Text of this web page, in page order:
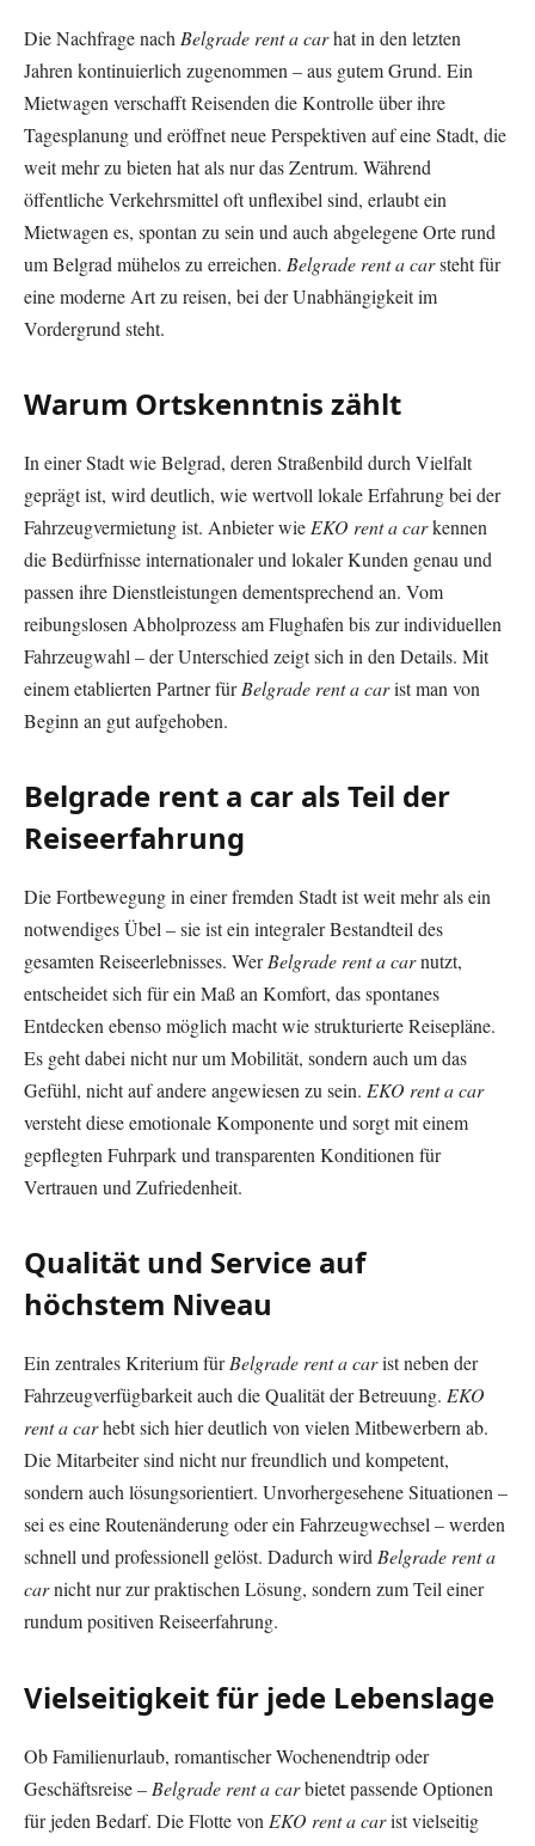
Die Nachfrage nach Belgrade rent a carhat in den letzten
Jahren kontinuierlich zugenommen – aus gutem Grund. Ein
Mietwagen verschafft Reisenden die Kontrolle über ihre
Tagesplanung und eröffnet neue Perspektiven auf eine Stadt, die
weit mehr zu bieten hat als nur das Zentrum. Während
öffentliche Verkehrsmittel oft unflexibel sind, erlaubt ein
Mietwagen es, spontan zu sein und auch abgelegene Orte rund
um Belgrad mühelos zu erreichen. Belgrade rent a carsteht für
eine moderne Art zu reisen, bei der Unabhängigkeit im
Vordergrund steht.
Warum Ortskenntnis zählt
In einer Stadt wie Belgrad, deren Straßenbild durch Vielfalt
geprägt ist, wird deutlich, wie wertvoll lokale Erfahrung bei der
Fahrzeugvermietung ist. Anbieter wie EKO rent a carkennen
die Bedürfnisse internationaler und lokaler Kunden genau und
passen ihre Dienstleistungen dementsprechend an. Vom
reibungslosen Abholprozess am Flughafen bis zur individuellen
Fahrzeugwahl – der Unterschied zeigt sich in den Details. Mit
einem etablierten Partner fürBelgrade rent a carist man von
Beginn an gut aufgehoben.
Belgrade rent a car als Teil der
Reiseerfahrung
Die Fortbewegung in einer fremden Stadt ist weit mehr als ein
notwendiges Übel – sie ist ein integraler Bestandteil des
gesamten Reiseerlebnisses. WerBelgrade rent a carnutzt,
entscheidet sich für ein Maß an Komfort, das spontanes
Entdecken ebenso möglich macht wie strukturierte Reisepläne.
Es geht dabei nicht nur um Mobilität, sondern auch um das
Gefühl, nicht auf andere angewiesen zu sein. EKO rent a car
versteht diese emotionale Komponente und sorgt mit einem
gepflegten Fuhrpark und transparenten Konditionen für
Vertrauen und Zufriedenheit.
Qualität und Service auf
höchstem Niveau
Ein zentrales Kriterium fürBelgrade rent a carist neben der
Fahrzeugverfügbarkeit auch die Qualität der Betreuung. EKO
rent a carhebt sich hier deutlich von vielen Mitbewerbern ab.
Die Mitarbeiter sind nicht nur freundlich und kompetent,
sondern auch lösungsorientiert. Unvorhergesehene Situationen –
sei es eine Routenänderung oder ein Fahrzeugwechsel – werden
schnell und professionell gelöst. Dadurch wirdBelgrade rent a
carnicht nur zur praktischen Lösung, sondern zum Teil einer
rundum positiven Reiseerfahrung.
Vielseitigkeit für jede Lebenslage
Ob Familienurlaub, romantischer Wochenendtrip oder
Geschäftsreise – Belgrade rent a carbietet passende Optionen
für jeden Bedarf. Die Flotte von EKO rent a carist vielseitig